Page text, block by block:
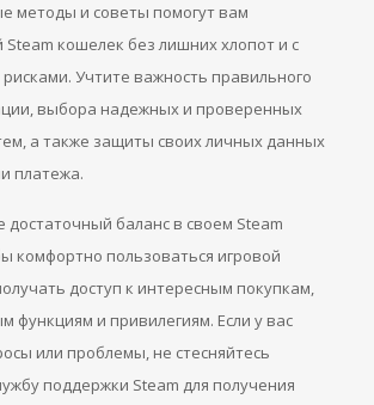
методы и советы помогут вам
Steam кошелек без лишних хлопот и с
Учтите важность правильного
выбора надежных и проверенных
а также защиты своих личных данных
платежа.
баланс в своем Steam
комфортно пользоваться игровой
доступ к интересным покупкам,
функциям и привилегиям. Если у вас
или проблемы, не стесняйтесь
поддержки Steam для получения